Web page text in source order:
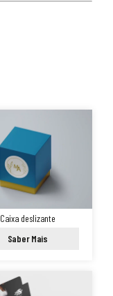
Caixa deslizante
Saber Mais